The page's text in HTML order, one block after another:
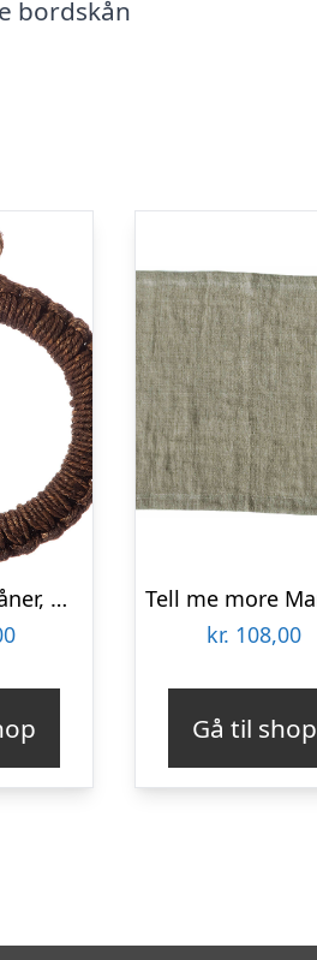
bordskån
Ernst Bordskåner, mørkebrun, 18 cm
kr. 108,00
Gå til shop